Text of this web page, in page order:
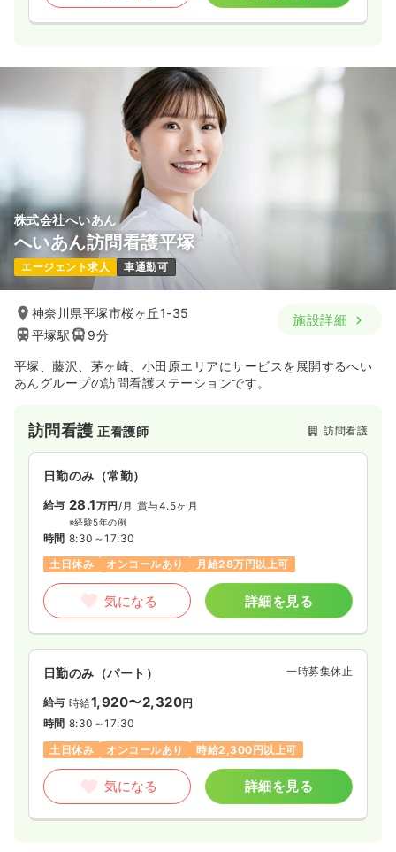
株式会社へいあん
へいあん訪問看護平塚
エージェント求人 車通勤可
神奈川県平塚市桜ヶ丘1-35
平塚駅
9分
施設詳細
平塚、藤沢、茅ヶ崎、小田原エリアにサービスを展開するへい
あんグループの訪問看護ステーションです。
訪問看護正看護師 訪問看護
日勤のみ（常勤）
給与 28.1万円/月 賞与4.5ヶ月
※経験5年の例
時間 8:30～17:30
土日休み
オンコールあり 月給28万円以上可
気になる 詳細を見る
日勤のみ（パート） 一時募集休止
給与 時給1,920〜2,320円
時間 8:30～17:30
土日休み
オンコールあり 時給2,300円以上可
気になる 詳細を見る